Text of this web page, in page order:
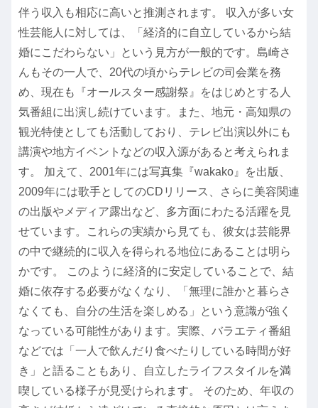
伴う収入も相応に高いと推測されます。 収入が多い女
性芸能人に対しては、「経済的に自立しているから結
婚にこだわらない」という見方が一般的です。島崎さ
んもその一人で、20代の頃からテレビの司会業を務
め、現在も『オールスター感謝祭』をはじめとする人
気番組に出演し続けています。また、地元・高知県の
観光特使としても活動しており、テレビ出演以外にも
講演や地方イベントなどの収入源があると考えられま
す。 加えて、2001年には写真集『wakako』を出版、
2009年には歌手としてのCDリリース、さらに美容関連
の出版やメディア露出など、多方面にわたる活躍を見
せています。これらの実績から見ても、彼女は芸能界
の中で継続的に収入を得られる地位にあることは明ら
かです。 このように経済的に安定していることで、結
婚に依存する必要がなくなり、「無理に誰かと暮らさ
なくても、自分の生活を楽しめる」という意識が強く
なっている可能性があります。実際、バラエティ番組
などでは「一人で飲んだり食べたりしている時間が好
き」と語ることもあり、自立したライフスタイルを満
喫している様子が見受けられます。 そのため、年収の